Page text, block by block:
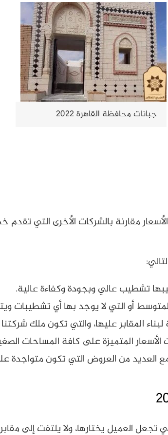
جبانات محافظة القاهرة 2022
مقارنة بالشركات الأخرى التي تقدم
تشطيب عالي وبجودة وكفاءة عالية.
أو التي لا يوجد بها أي تشطيبات
المقابر عليها، والتي تكون ملك شركتنا
المتميزة على كافة المساحات
من العروض التي تكون متواجدة